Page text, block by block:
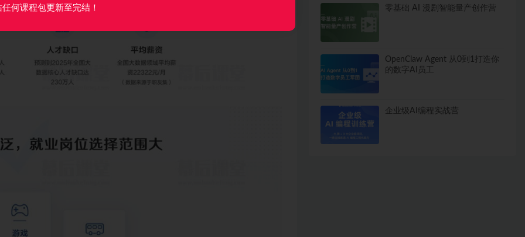
零基础 AI 漫剧智能量产创作营
OpenClaw Agent 从0到1打造你
的数字AI员工
企业级AI编程实战营
任何课程包更新至完结！